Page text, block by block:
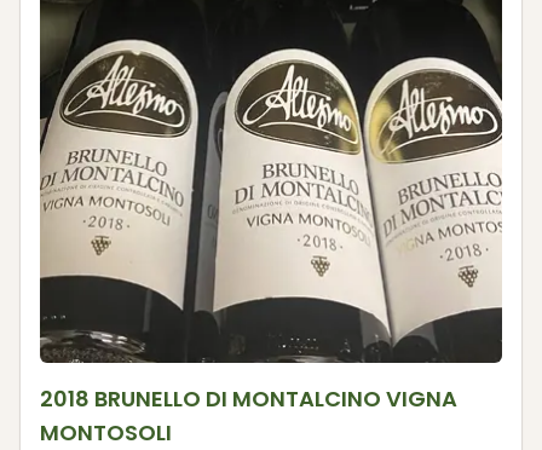
2018 BRUNELLO DI MONTALCINO VIGNA
MONTOSOLI